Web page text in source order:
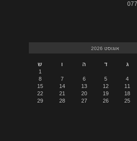
אוגוסט 2026
ג ד ה ו
ש
1
4
5
6
7
8
11
12
13
14
15
18
19
20
21
22
25
26
27
28
29